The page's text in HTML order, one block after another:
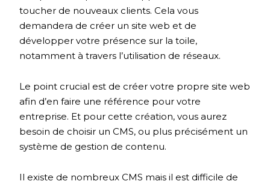
toucher de nouveaux clients. Cela vous
demandera de créer un site web et de
développer votre présence sur la toile,
notamment à travers l’utilisation de réseaux.
Le point crucial est de créer votre propre site web
afin d’en faire une référence pour votre
entreprise. Et pour cette création, vous aurez
besoin de choisir un CMS, ou plus précisément un
système de gestion de contenu.
Il existe de nombreux CMS mais il est difficile de